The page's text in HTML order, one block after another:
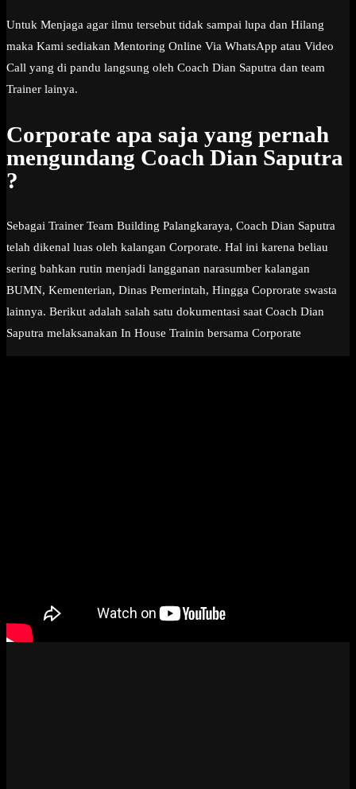
Untuk Menjaga agar ilmu tersebut tidak sampai lupa dan Hilang
maka Kami sediakan Mentoring Online Via WhatsApp atau Video
Call yang di pandu langsung oleh Coach Dian Saputra dan team
Trainer lainya.
Corporate apa saja yang pernah
mengundang Coach Dian Saputra
?
Sebagai Trainer Team Building Palangkaraya, Coach Dian Saputra
telah dikenal luas oleh kalangan Corporate. Hal ini karena beliau
sering bahkan rutin menjadi langganan narasumber kalangan
BUMN, Kementerian, Dinas Pemerintah, Hingga Coprorate swasta
lainnya. Berikut adalah salah satu dokumentasi saat Coach Dian
Saputra melaksanakan In House Trainin bersama Corporate